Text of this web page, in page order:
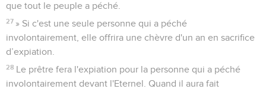
que tout le peuple a péché.
27 » Si c'est une seule personne qui a péché
involontairement, elle offrira une chèvre d'un an en sacrifice
d’expiation.
28 Le prêtre fera l'expiation pour la personne qui a péché
involontairement devant l'Eternel. Quand il aura fait